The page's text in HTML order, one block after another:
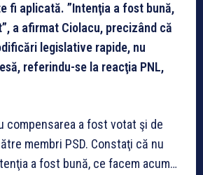
fi aplicată. ”Intenţia a fost bună,
a afirmat Ciolacu, precizând că
legislative rapide, nu
referindu-se la reacţia PNL,
compensarea a fost votat şi de
membri PSD. Constaţi că nu
a fost bună, ce facem acum…